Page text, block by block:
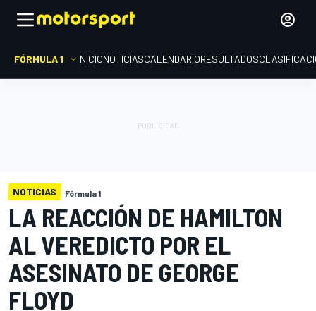
FÓRMULA 1 INICIONOTICIASCALENDARIORESULTADOS
NOTICIAS Fórmula 1
LA REACCIÓN DE HAMILTON
AL VEREDICTO POR EL
ASESINATO DE GEORGE
FLOYD